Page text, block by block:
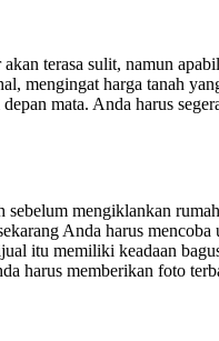
terasa sulit, namun
mengingat harga tanah
mata. Anda harus
mengiklankan
Anda harus
itu memiliki keadaan
harus memberikan foto